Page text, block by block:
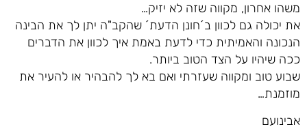
משהו אחרון, מקווה שזה לא יזיק…
את יכולה גם לכוון ב´חונן הדעת´ שהקב"ה יתן לך את הבינה
הנכונה והאמיתית כדי לדעת באמת איך לכוון את הדברים
ככה שיהיו על הצד הטוב ביותר.
שבוע טוב ומקווה שעזרתי ואם בא לך להבהיר או להעיר את
מוזמנת…
אבינועם